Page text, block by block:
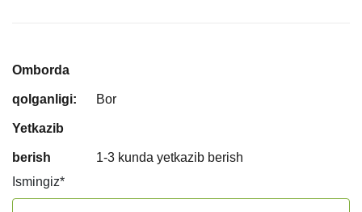
Omborda
qolganligi: Bor
Yetkazib
berish
1-3 kunda yetkazib berish
Ismingiz*